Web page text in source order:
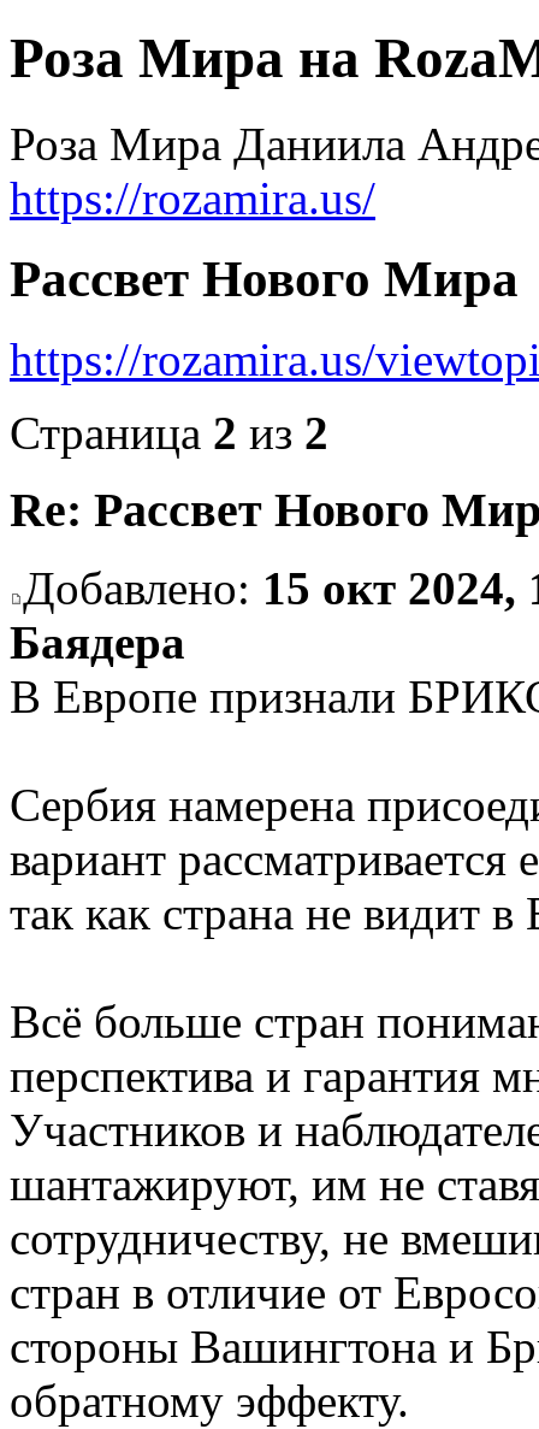
Роза Мира на
Роза Мира Даниила
https://rozamira.us/
Рассвет Нового Мира
https://rozamira.us/
Страница 2 из 2
Re: Рассвет Нового
Добавлено: 15 окт 2024,
Баядера
В Европе признали
Сербия намерена
вариант
так как страна не видит
Всё больше стран
перспектива и гарантия
Участников и
шантажируют, им не
сотрудничеству, не
стран в отличие от
стороны Вашингтона и
обратному эффекту.